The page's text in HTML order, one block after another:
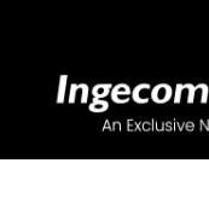
contenido